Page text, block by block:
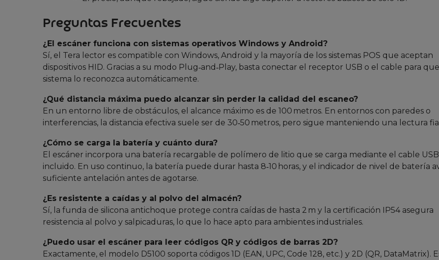
Preguntas Frecuentes
¿El escáner funciona con sistemas operativos Windows y Android?
Sí, el Tera lector es compatible con Windows, Android y la mayoría de los sistemas POS que aceptan
dispositivos HID. Gracias a su modo Plug‑and‑Play, basta conectar el receptor USB o el cable para que
sistema lo reconozca automáticamente.
¿Qué distancia máxima puedo alcanzar sin perder la calidad del escaneo?
En un entorno libre de obstáculos, el alcance máximo es de 100 metros. En entornos con paredes o
interferencias, la distancia efectiva suele ser de 30‑50 metros, pero sigue manteniendo una lectura
¿Cómo se carga la batería y cuánto dura?
El escáner incorpora una batería recargable de polímero de litio que se carga mediante el cable USB
incluido. En uso continuo, la batería puede durar hasta 8‑10 horas, y el indicador de nivel de batería
suficiente antelación antes de agotarse.
¿Es resistente a caídas y al polvo del almacén?
Sí, la funda de silicona antichoque protege contra caídas de hasta 2 m y la certificación IP54 asegura
resistencia al polvo y salpicaduras, lo que lo hace apto para ambientes industriales.
¿Puedo usar el escáner para leer códigos QR y códigos de barras 2D?
Exactamente, el modelo D5100 soporta códigos 1D (EAN, UPC, Code 128, etc.) y 2D (QR, DataMatrix).